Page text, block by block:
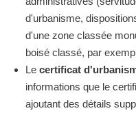
d'urbanisme,
d'une zone classée
boisé classé, par
Le certificat
informations que le
ajoutant des détails